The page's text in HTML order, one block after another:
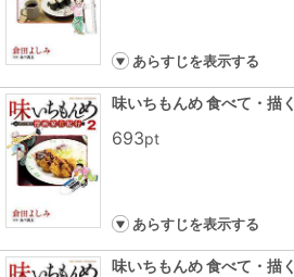
あらすじを表示する
味いちもんめ 食べて・描
693pt
あらすじを表示する
味いちもんめ 食べて・描